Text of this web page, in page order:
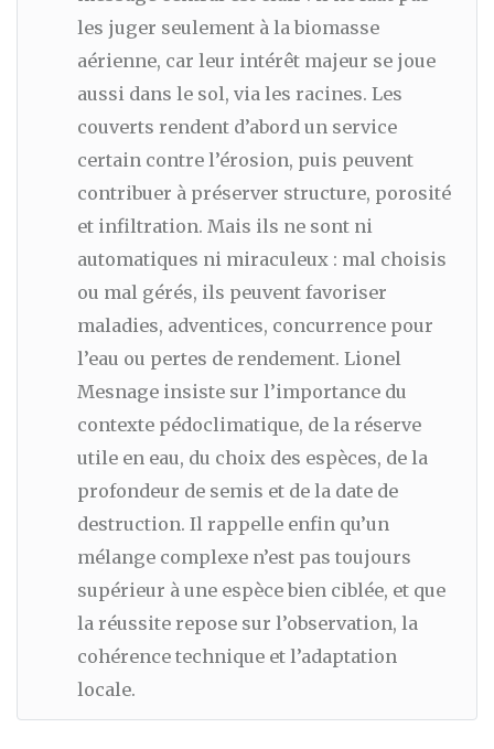
les juger seulement à la biomasse
aérienne, car leur intérêt majeur se joue
aussi dans le sol, via les racines. Les
couverts rendent d’abord un service
certain contre l’érosion, puis peuvent
contribuer à préserver structure, porosité
et infiltration. Mais ils ne sont ni
automatiques ni miraculeux : mal choisis
ou mal gérés, ils peuvent favoriser
maladies, adventices, concurrence pour
l’eau ou pertes de rendement. Lionel
Mesnage insiste sur l’importance du
contexte pédoclimatique, de la réserve
utile en eau, du choix des espèces, de la
profondeur de semis et de la date de
destruction. Il rappelle enfin qu’un
mélange complexe n’est pas toujours
supérieur à une espèce bien ciblée, et que
la réussite repose sur l’observation, la
cohérence technique et l’adaptation
locale.